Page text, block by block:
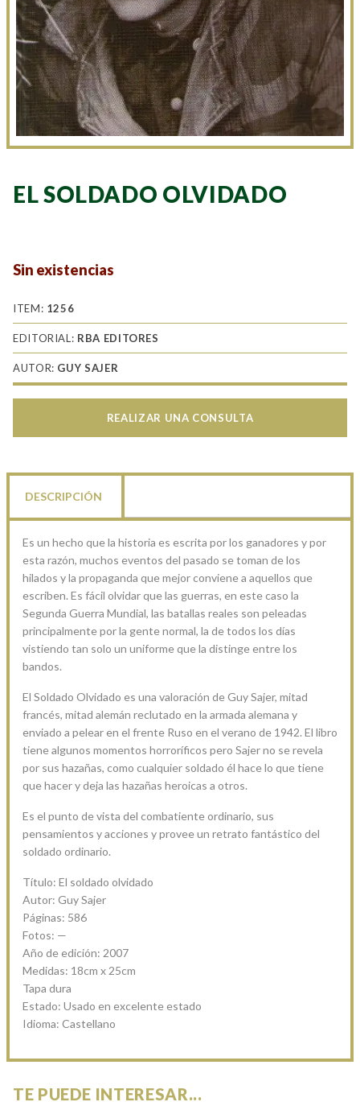
EL SOLDADO OLVIDADO
Sin existencias
ITEM: 1256
EDITORIAL: RBA EDITORES
AUTOR: GUY SAJER
REALIZAR UNA CONSULTA
DESCRIPCIÓN
Es un hecho que la historia es escrita por los ganadores y por
esta razón, muchos eventos del pasado se toman de los
hilados y la propaganda que mejor conviene a aquellos que
escriben. Es fácil olvidar que las guerras, en este caso la
Segunda Guerra Mundial, las batallas reales son peleadas
principalmente por la gente normal, la de todos los días
vistiendo tan solo un uniforme que la distinge entre los
bandos.
El Soldado Olvidado es una valoración de Guy Sajer, mitad
francés, mitad alemán reclutado en la armada alemana y
enviado a pelear en el frente Ruso en el verano de 1942. El libro
tiene algunos momentos horroríficos pero Sajer no se revela
por sus hazañas, como cualquier soldado él hace lo que tiene
que hacer y deja las hazañas heroicas a otros.
Es el punto de vista del combatiente ordinario, sus
pensamientos y acciones y provee un retrato fantástico del
soldado ordinario.
Título: El soldado olvidado
Autor: Guy Sajer
Páginas: 586
Fotos: —
Año de edición: 2007
Medidas: 18cm x 25cm
Tapa dura
Estado: Usado en excelente estado
Idioma: Castellano
TE PUEDE INTERESAR...